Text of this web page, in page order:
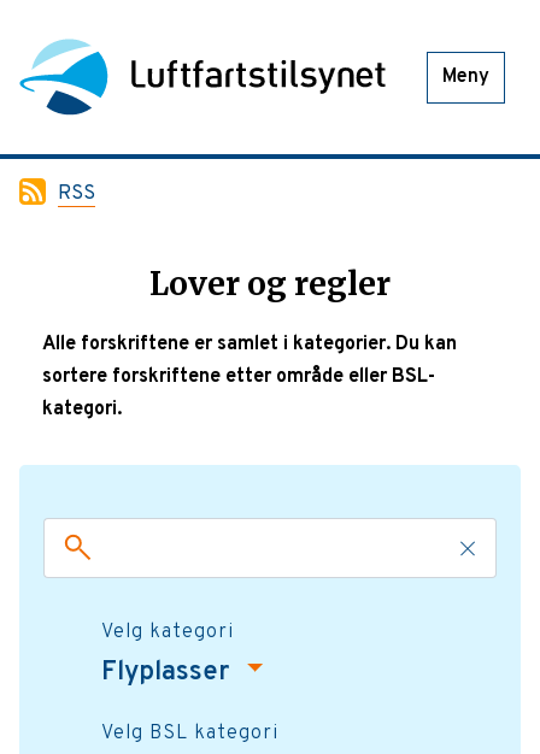
Meny
RSS
Lover og regler
Alle forskriftene er samlet i kategorier. Du kan
sortere forskriftene etter område eller BSL-
kategori.
Velg kategori
Flyplasser
Velg BSL kategori